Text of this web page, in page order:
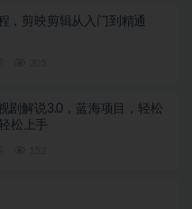
，剪映剪辑从入门到精通
剧解说3.0，蓝海项目，轻松
松上手